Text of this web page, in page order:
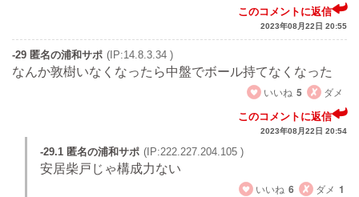
このコメントに返信
2023年08月22日 20:55
-29 匿名の浦和サポ (IP:14.8.3.34 )
なんか敦樹いなくなったら中盤でボール持てなくなった
いいね 5 ダメ
このコメントに返信
2023年08月22日 20:54
-29.1 匿名の浦和サポ (IP:222.227.204.105 )
安居柴戸じゃ構成力ない
いいね 6 ダメ 1